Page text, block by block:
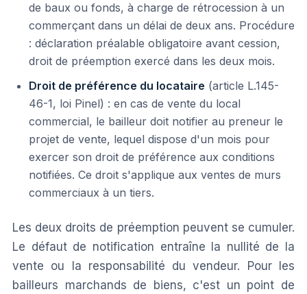
de baux ou fonds, à charge de rétrocession à un
commerçant dans un délai de deux ans. Procédure
: déclaration préalable obligatoire avant cession,
droit de préemption exercé dans les deux mois.
Droit de préférence du locataire (article L.145-
46-1, loi Pinel) : en cas de vente du local
commercial, le bailleur doit notifier au preneur le
projet de vente, lequel dispose d'un mois pour
exercer son droit de préférence aux conditions
notifiées. Ce droit s'applique aux ventes de murs
commerciaux à un tiers.
Les deux droits de préemption peuvent se cumuler.
Le défaut de notification entraîne la nullité de la
vente ou la responsabilité du vendeur. Pour les
bailleurs marchands de biens, c'est un point de